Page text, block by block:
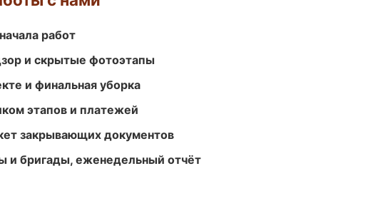
работ
и скрытые фотоэтапы
и финальная уборка
этапов и платежей
закрывающих документов
и бригады, еженедельный отчёт